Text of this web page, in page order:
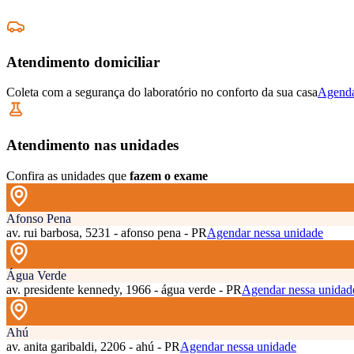
Atendimento domiciliar
Coleta com a segurança do laboratório no conforto da sua casa
Atendimento nas unidades
Confira as unidades que fazem o exame
Afonso Pena
av. rui barbosa, 5231 - afonso pena - PRAgendar nessa unidade
Água Verde
av. presidente kennedy, 1966 - água verde - PRAgendar nessa
Ahú
av. anita garibaldi, 2206 - ahú - PRAgendar nessa unidade